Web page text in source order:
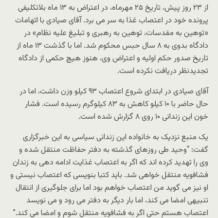
از ۲۳ روز پیش، تاریخ ۲۵ مهرماه، در اعتراض به ۱۳ ماه بلاتکلیفی
پرونده خود در اعتصاب غذا به سر می برد. آقای صیادی با اتهامات
«توهین به مقدسات، توهین به رهبری و تبلیغ علیه نظام» در
دادگاه بدوی به ۸ سال حبس محکوم شد. اما با گذشت ۱۳ ماه از
تاریخ صدور حکم اولیه و اعتراض وی، هنوز هیچ حکمی از دادگاه
تجدیدنظر دریافت نکرده است.
آقای صیادی در ابتدای شروع اعتصاب ۹۳ کیلو وزن داشت، اما در
حال حاضر با ۱۰ کیلو کاهش به ۸۳ کیلوگرم رسیده است. فشار
خون این زندانی ۱۰ روی ۸ گزارش شده است.
یک منبع نزدیک به خانواده این زندانی سیاسی به این خبرگزاری
گفت: “وحید طی روزهای گذشته به دفتر حفاظت منتقل شده و
وی را تهدید کرده اند که اگر به اعتصاب غذایت ادامه دهی به زندان
فشافویه منتقل خواهی شد. باید کتبا بنویسی که اعتصاب نیستی و
او نیز می گوید من اعتصاب خواهم بود اما برای جلوگیری از انتقال
تنبیهی امضا می کند، اما بار دیگر به دفتر می رود و می نویسد
اعتصاب هستم حتی اگر به فشافویه منتقل شوم و امضا می کند.”